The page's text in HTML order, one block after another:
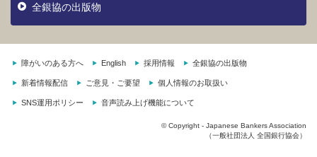
全銀協の出版物
障がいのある方へ English 採用情報 全銀協の出版物
新着情報配信 ご意見・ご要望 個人情報のお取扱い
SNS運用ポリシー 音声読み上げ機能について
© Copyright - Japanese Bankers Association
（一般社団法人 全国銀行協会）